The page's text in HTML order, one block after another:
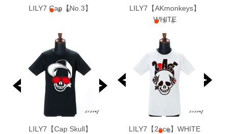
LILY7 Cap【No.3】
LILY7 White Logo
LILY7【AKmonkeys】
WHITE
LILY7【Cap Skull】
WHITE T-shirt
BLACK T-shirt LILY7【2ace】WHITE